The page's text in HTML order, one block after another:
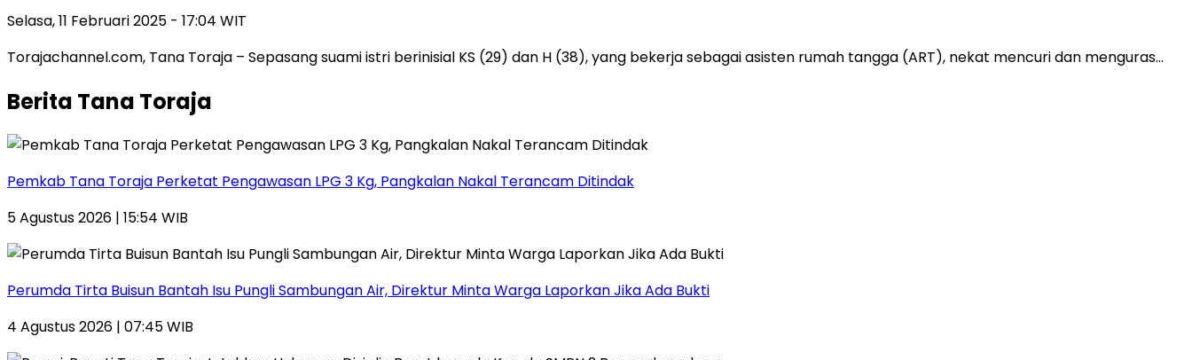
Selasa, 11 Februari 2025 - 17:04 WIT
Torajachannel.com, Tana Toraja – Sepasang suami istri berinisial KS (29) dan H (38), yang bekerja sebagai asisten rumah tangga (ART), nekat mencuri dan menguras…
Berita Tana Toraja
Pemkab Tana Toraja Perketat Pengawasan LPG 3 Kg, Pangkalan Nakal Terancam Ditindak
5 Agustus 2026 | 15:54 WIB
Perumda Tirta Buisun Bantah Isu Pungli Sambungan Air, Direktur Minta Warga Laporkan Jika Ada Bukti
4 Agustus 2026 | 07:45 WIB